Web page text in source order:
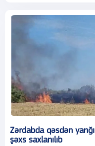
Zərdabda qəsdən
şəxs saxlanılıb